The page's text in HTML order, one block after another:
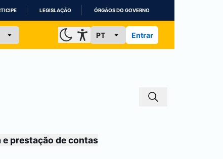
LEGISLAÇÃO ÓRGÃOS DO GOVERNO
Entrar
prestação de contas